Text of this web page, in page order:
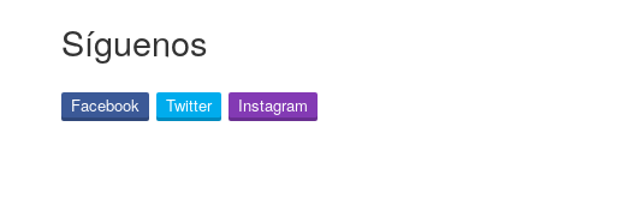
Síguenos
Facebook Twitter Instagram